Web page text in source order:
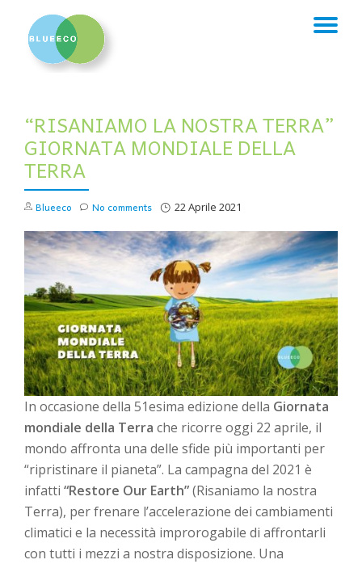
“RISANIAMO LA NOSTRA TERRA”
GIORNATA MONDIALE DELLA
TERRA
Blueeco 22 Aprile 2021
No comments
In occasione della 51esima edizione della Giornata
mondiale della Terra che ricorre oggi 22 aprile, il
mondo affronta una delle sfide più importanti per
“ripristinare il pianeta”. La campagna del 2021 è
infatti “Restore Our Earth”(Risaniamo la nostra
Terra), per frenare l’accelerazione dei cambiamenti
climatici e la necessità improrogabile di affrontarli
con tutti i mezzi a nostra disposizione. Una